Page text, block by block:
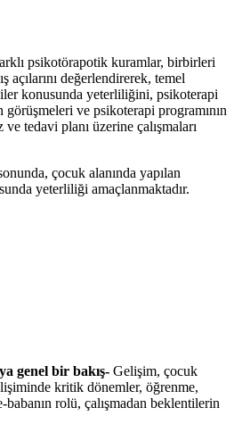
psikotörapotik kuramlar, birbirleri
açılarını değerlendirerek, temel
konusunda yeterliliğini, psikoterapi
görüşmeleri ve psikoterapi programının
tedavi planı üzerine çalışmaları
çocuk alanında yapılan
yeterliliği amaçlanmaktadır.
genel bir bakış- Gelişim, çocuk
kritik dönemler, öğrenme,
rolü, çalışmadan beklentilerin